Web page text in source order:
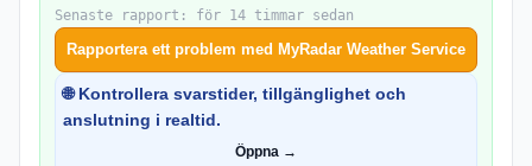
Senaste rapport: för 14 timmar sedan
Rapportera ett problem med MyRadar Weather Service
🌐 Kontrollera svarstider, tillgänglighet och
anslutning i realtid.
Öppna →